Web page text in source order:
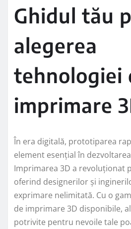
Ghidul tău
alegerea
tehnologiei
imprimare
În era digitală, prototiparea
element esențial în
Imprimarea 3D a revoluționat
oferind designerilor și
exprimare nelimitată. Cu o
de imprimare 3D disponibile,
potrivite pentru nevoile tale